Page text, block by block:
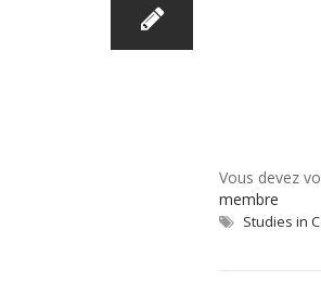
Vous devez
membre
Studies in